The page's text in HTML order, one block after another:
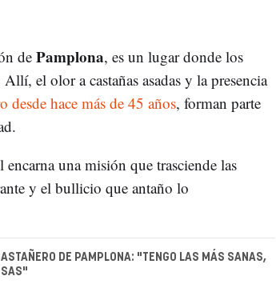
dePamplona, es un lugar donde los
el olor a castañas asadas y la presencia
desde hace más de 45 años, forman parte
una misión que trasciende las
y el bullicio que antaño lo
DE PAMPLONA: "TENGO LAS MÁS SANAS,